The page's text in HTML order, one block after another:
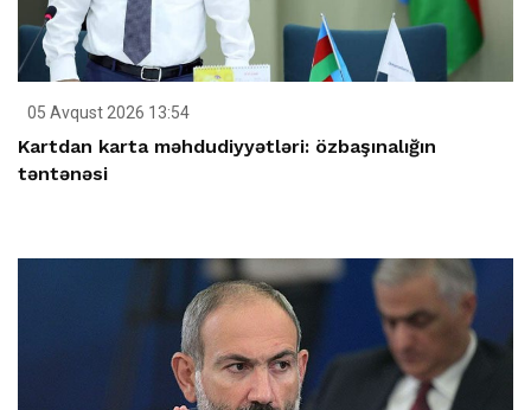
05 Avqust 2026 13:54
Kartdan karta məhdudiyyətləri: özbaşınalığın
təntənəsi